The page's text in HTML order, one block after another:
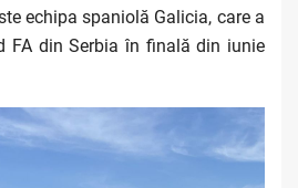
echipa spaniolă Galicia, care a
FA din Serbia în finală din iunie